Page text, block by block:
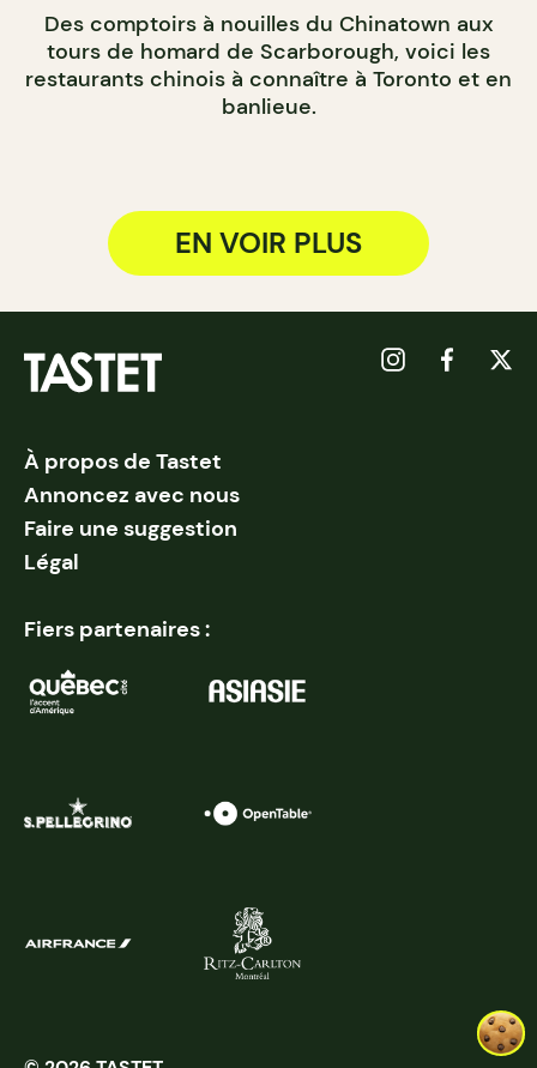
Des comptoirs à nouilles du Chinatown aux
tours de homard de Scarborough, voici les
restaurants chinois à connaître à Toronto et en
banlieue.
EN VOIR PLUS
À propos de Tastet
Annoncez avec nous
Faire une suggestion
Légal
Fiers partenaires :